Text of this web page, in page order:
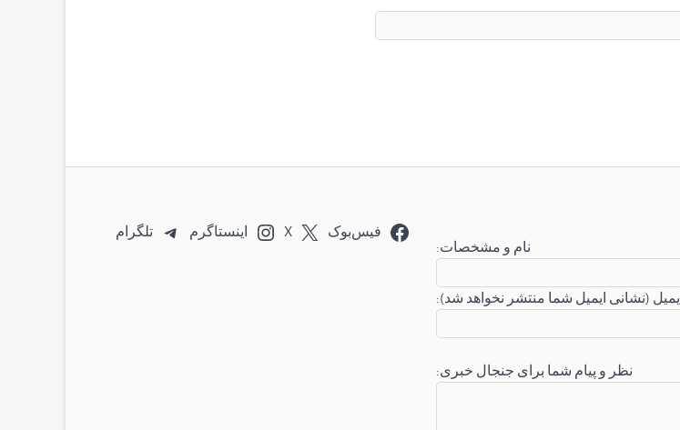
:نام و مشخصات
:ایمیل (نشانی ایمیل شما منتشر نخواهد شد)
:نظر و پیام شما برای جنجال خبری
فیس‌بوک X اینستاگرم تلگرام